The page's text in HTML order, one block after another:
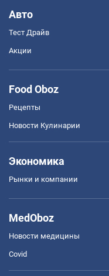
Авто
Тест Драйв
Акции
Food Oboz
Рецепты
Новости Кулинарии
Экономика
Рынки и компании
MedOboz
Новости медицины
Covid